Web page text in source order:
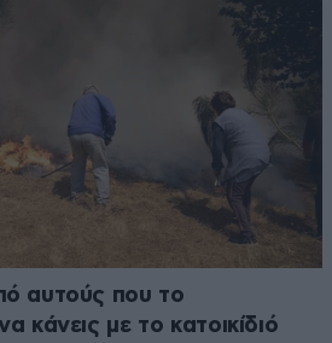
αυτούς που το
κάνεις με το κατοικίδιό